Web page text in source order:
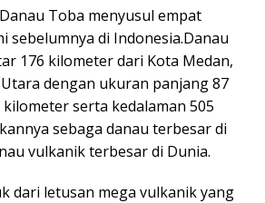
Toba menyusul empat
sebelumnya di Indonesia.Danau
176 kilometer dari Kota Medan,
dengan ukuran panjang 87
serta kedalaman 505
sebaga danau terbesar di
vulkanik terbesar di Dunia.
dari letusan mega vulkanik yang